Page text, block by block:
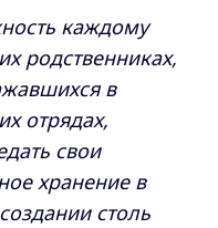
каждому
родственниках,
в
отрядах,
свои
хранение в
столь